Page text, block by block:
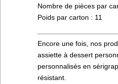
Nombre de pièces par
Poids par carton : 11
Encore une fois, nos
assiette à dessert
personnalisés en
résistant.